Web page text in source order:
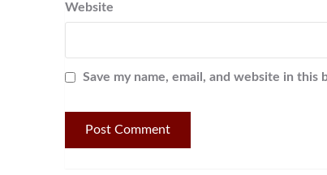
Website
Save my name, email, and website in